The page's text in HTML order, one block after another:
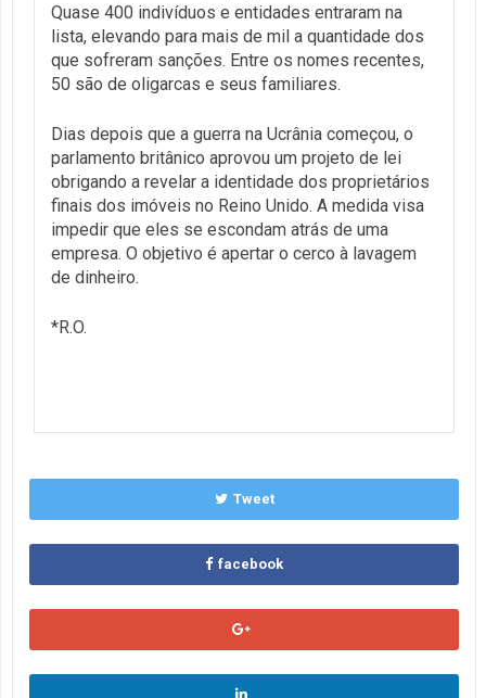
Quase 400 indivíduos e entidades entraram na
lista, elevando para mais de mil a quantidade dos
que sofreram sanções. Entre os nomes recentes,
50 são de oligarcas e seus familiares.
Dias depois que a guerra na Ucrânia começou, o
parlamento britânico aprovou um projeto de lei
obrigando a revelar a identidade dos proprietários
finais dos imóveis no Reino Unido. A medida visa
impedir que eles se escondam atrás de uma
empresa. O objetivo é apertar o cerco à lavagem
de dinheiro.
*R.O.
Tweet
facebook